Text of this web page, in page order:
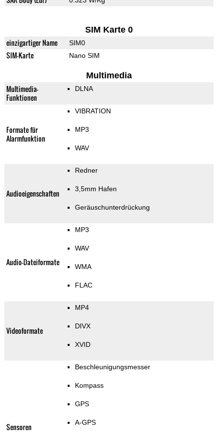
SIM Karte 0
einzigartiger Name SIM0
SIM-Karte Nano SIM
Multimedia
Multimedia-
Funktionen
DLNA
Formate für
Alarmfunktion
VIBRATION
MP3
WAV
Audioeigenschaften
Redner
3,5mm Hafen
Geräuschunterdrückung
Audio-Dateiformate
MP3
WAV
WMA
FLAC
Videoformate
MP4
DIVX
XVID
Sensoren
Beschleunigungsmesser
Kompass
GPS
A-GPS